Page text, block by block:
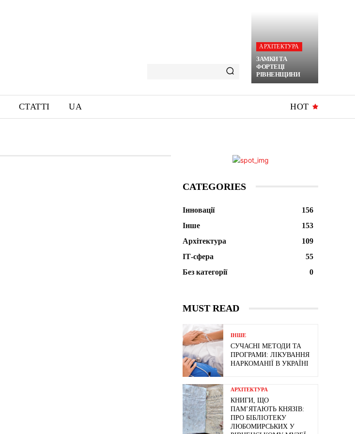
АРХІТЕКТУРА
ЗАМКИ ТА
ФОРТЕЦІ
РІВНЕНЩИНИ
СТАТТІ UA HOT
CATEGORIES
Інновації
156
Інше
153
Архітектура
109
ІТ-сфера
55
Без категорії
0
MUST READ
ІНШЕ
СУЧАСНІ МЕТОДИ ТА
ПРОГРАМИ: ЛІКУВАННЯ
НАРКОМАНІЇ В УКРАЇНІ
АРХІТЕКТУРА
КНИГИ, ЩО
ПАМ’ЯТАЮТЬ КНЯЗІВ:
ПРО БІБЛІОТЕКУ
ЛЮБОМИРСЬКИХ У